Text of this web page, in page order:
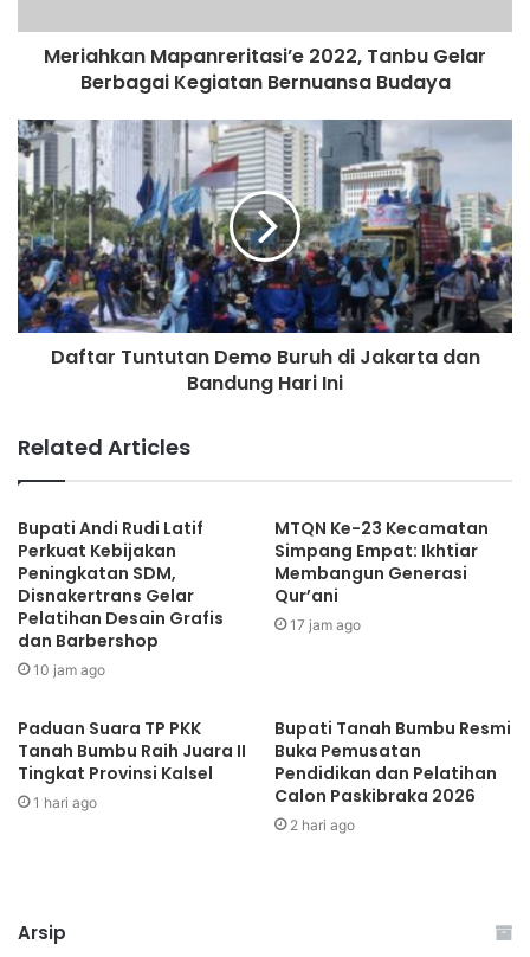
Meriahkan Mapanreritasi’e 2022, Tanbu Gelar
Berbagai Kegiatan Bernuansa Budaya
Daftar Tuntutan Demo Buruh di Jakarta dan
Bandung Hari Ini
Related Articles
Bupati Andi Rudi Latif
Perkuat Kebijakan
Peningkatan SDM,
Disnakertrans Gelar
Pelatihan Desain Grafis
dan Barbershop
10 jam ago
MTQN Ke-23 Kecamatan
Simpang Empat: Ikhtiar
Membangun Generasi
Qur’ani
17 jam ago
Paduan Suara TP PKK
Tanah Bumbu Raih Juara II
Tingkat Provinsi Kalsel
1 hari ago
Bupati Tanah Bumbu Resmi
Buka Pemusatan
Pendidikan dan Pelatihan
Calon Paskibraka 2026
2 hari ago
Arsip